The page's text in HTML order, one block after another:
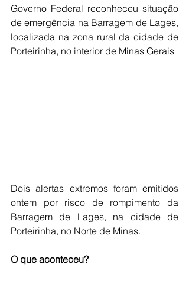
Governo Federal reconheceu situação
de emergência na Barragem de Lages,
localizada na zona rural da cidade de
Porteirinha, no interior de Minas Gerais
Dois alertas extremos foram emitidos
ontem por risco de rompimento da
Barragem de Lages, na cidade de
Porteirinha, no Norte de Minas.
O que aconteceu?